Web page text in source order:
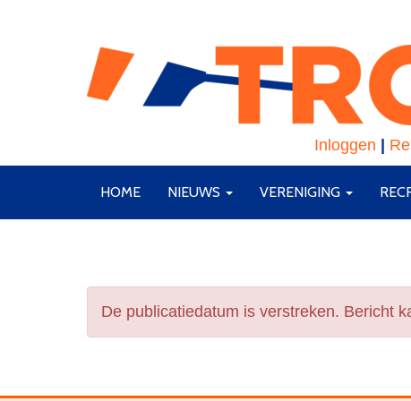
Inloggen
HOME NIEUWS VERENIGING
De publicatiedatum is verstreken. Bericht